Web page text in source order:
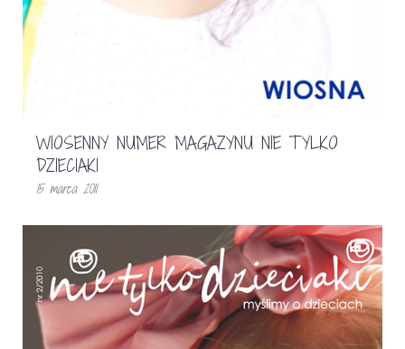
WIOSENNY NUMER MAGAZYNU NIE TYLKO
DZIECIAKI
15 marca 2011